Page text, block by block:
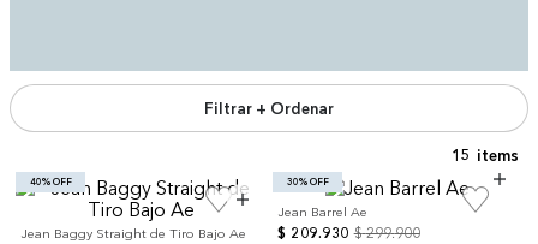
Filtrar + Ordenar
15
40% OFF
Jean Baggy Straight de Tiro Bajo Ae
30% OFF
Jean Barrel Ae
$ 209.930 $ 299.900